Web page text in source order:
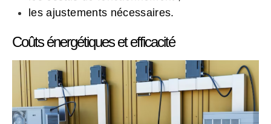
les ajustements nécessaires.
Coûts énergétiques et efficacité